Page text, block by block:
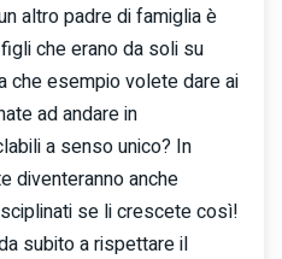
altro padre di famiglia è
che erano da soli su
che esempio volete dare ai
ad andare in
a senso unico? In
diventeranno anche
se li crescete così!
subito a rispettare il